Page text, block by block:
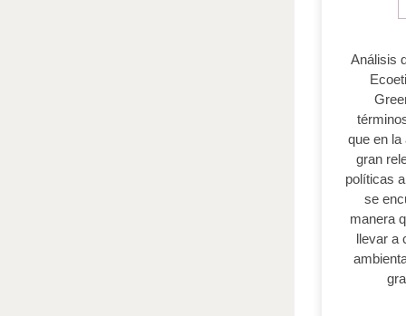
Análisis
que en la
gran
políticas
se
manera
llevar a